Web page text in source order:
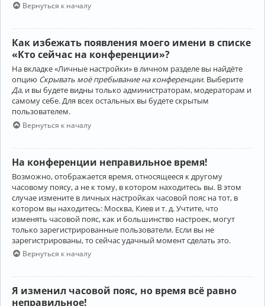
Вернуться к началу
Как избежать появления моего имени в списке
«Кто сейчас на конференции»?
На вкладке «Личные настройки» в личном разделе вы найдёте
опцию Скрывать моё пребывание на конференции. Выберите
Да, и вы будете видны только администраторам, модераторам и
самому себе. Для всех остальных вы будете скрытым
пользователем.
Вернуться к началу
На конференции неправильное время!
Возможно, отображается время, относящееся к другому
часовому поясу, а не к тому, в котором находитесь вы. В этом
случае измените в личных настройках часовой пояс на тот, в
котором вы находитесь: Москва, Киев и т. д. Учтите, что
изменять часовой пояс, как и большинство настроек, могут
только зарегистрированные пользователи. Если вы не
зарегистрированы, то сейчас удачный момент сделать это.
Вернуться к началу
Я изменил часовой пояс, но время всё равно
неправильное!